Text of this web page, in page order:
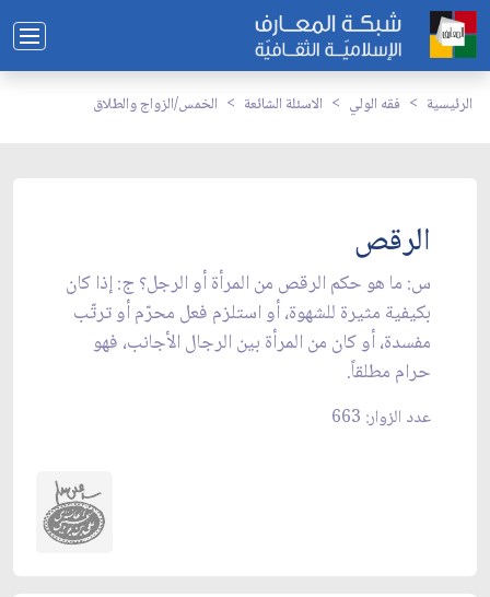
الرئيسية فقه الولي الاسئلة الشائعة الخمس/الزواج والطلاق
الرقص
س: ما هو حكم الرقص من المرأة أو الرجل؟ ج: إذا كان
بكيفية مثيرة للشهوة، أو استلزم فعل محرّم أو ترتّب
مفسدة، أو كان من المرأة بين الرجال الأجانب، فهو
حرام مطلقاً.
عدد الزوار: 663